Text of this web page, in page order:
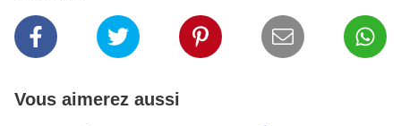
Vous aimerez aussi